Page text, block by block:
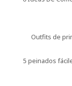
Outfits de
5 peinados